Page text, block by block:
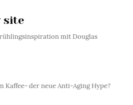
site
mit Douglas
Kaffee- der neue Anti-Aging Hype?